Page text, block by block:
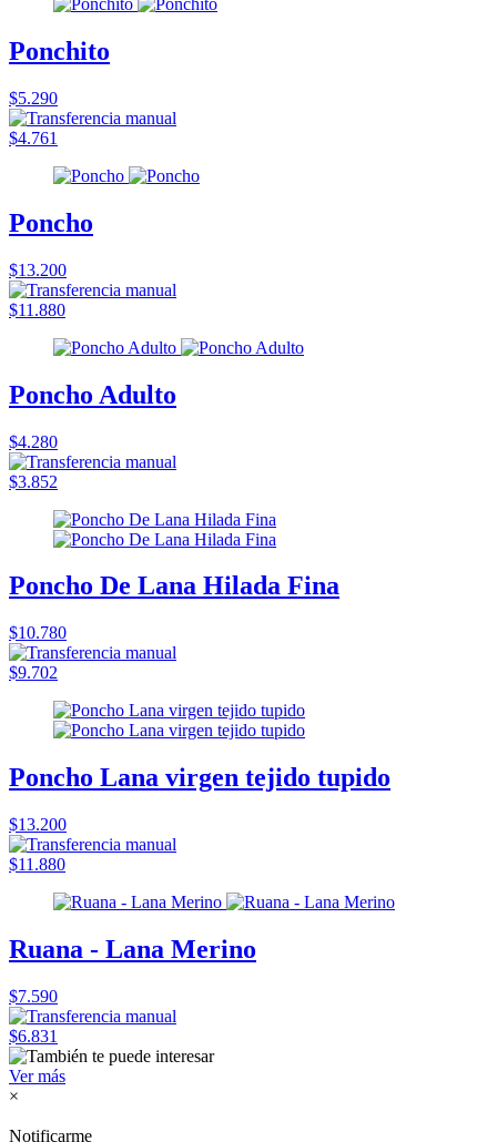
Ponchito
$5.290
$4.761
Poncho
$13.200
$11.880
Poncho Adulto
$4.280
$3.852
Poncho De Lana Hilada Fina
$10.780
$9.702
Poncho Lana virgen tejido tupido
$13.200
$11.880
Ruana - Lana Merino
$7.590
$6.831
Ver más
×
Notificarme